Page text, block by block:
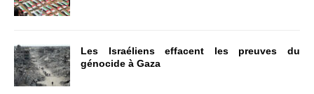
Les Israéliens effacent les preuves du
génocide à Gaza